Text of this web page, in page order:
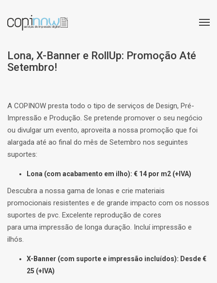
Lona, X-Banner e RollUp: Promoção Até
Setembro!
A COPINOW presta todo o tipo de serviços de Design, Pré-
Impressão e Produção. Se pretende promover o seu negócio
ou divulgar um evento, aproveita a nossa promoção que foi
alargada até ao final do mês de Setembro nos seguintes
suportes:
Lona (com acabamento em ilho): € 14 por m2 (+IVA)
Descubra a nossa gama de lonas e crie materiais
promocionais resistentes e de grande impacto com os nossos
suportes de pvc. Excelente reprodução de cores
para uma impressão de longa duração. Incluí impressão e
ilhós.
X-Banner (com suporte e impressão incluídos): Desde €
25 (+IVA)